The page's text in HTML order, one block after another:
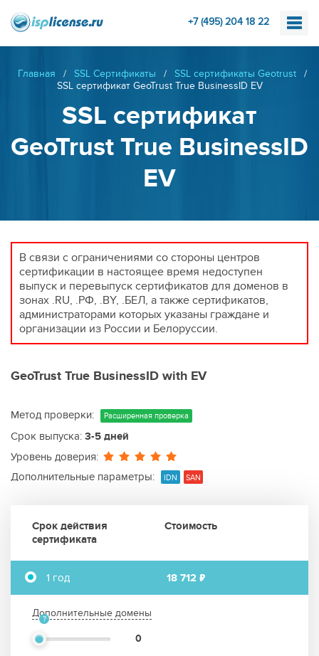
+7 (495) 204 18 22
Главная / SSL Сертификаты / SSL сертификаты Geotrust
/
SSL сертификат GeoTrust True BusinessID EV
SSL сертификат
GeoTrust True BusinessID
EV
В связи с ограничениями со стороны центров
сертификации в настоящее время недоступен
выпуск и перевыпуск сертификатов для доменов в
зонах .RU, .РФ, .BY, .БЕЛ, а также сертификатов,
администраторами которых указаны граждане и
организации из России и Белоруссии.
GeoTrust True BusinessID with EV
Метод проверки: Расширенная проверка
Срок выпуска: 3-5 дней
Уровень доверия:
Дополнительные параметры:
IDN SAN
Срок действия
сертификата
Стоимость
1 год 18 712 ₽
Дополнительные домены
0